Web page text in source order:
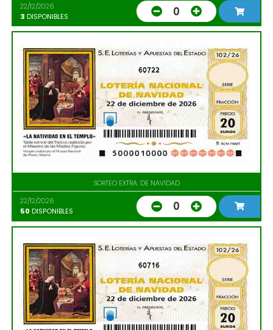
22/12/2026
3 DISPONIBLES 0
60722
SORTEO EXTRA. DE NAVIDAD
22/12/2026
50 DISPONIBLES 0
60716